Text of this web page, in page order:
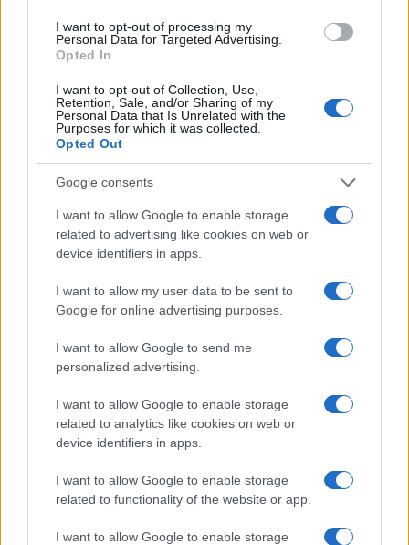
I want to opt-out of processing my
Personal Data for Targeted Advertising.
Opted In
I want to opt-out of Collection, Use,
Retention, Sale, and/or Sharing of my
Personal Data that Is Unrelated with the
Purposes for which it was collected.
Opted Out
Google consents
I want to allow Google to enable storage
related to advertising like cookies on web or
device identifiers in apps.
I want to allow my user data to be sent to
Google for online advertising purposes.
I want to allow Google to send me
personalized advertising.
I want to allow Google to enable storage
related to analytics like cookies on web or
device identifiers in apps.
I want to allow Google to enable storage
related to functionality of the website or app.
I want to allow Google to enable storage
i tuoi video e le tue foto
Su WhatsApp al numero +39
Ricevi le nostre ultime news
daGoogle News
Condividi l'articolo
F
a
ce
b
o
o
T
w
it
te
r
Pi
n
te
re
st
W
h
at
s
A
p
p
S
a
re
Articolo precedente
Prossimo articolo
NOTIZIE RECENTI